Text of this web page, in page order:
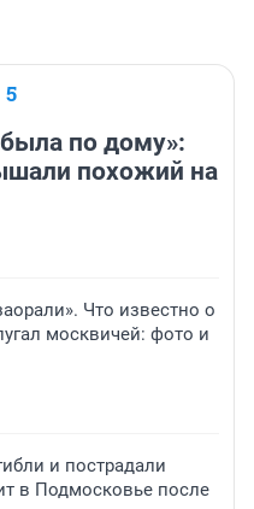
по дому»:
похожий на
Что известно о
москвичей: фото и
и пострадали
в Подмосковье после